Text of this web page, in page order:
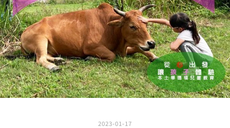
2023-01-17